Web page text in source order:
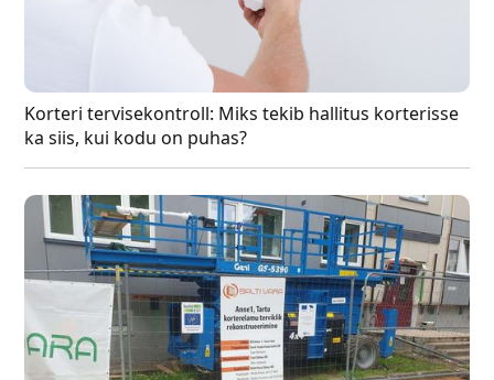
Korteri tervisekontroll: Miks tekib hallitus korterisse
ka siis, kui kodu on puhas?